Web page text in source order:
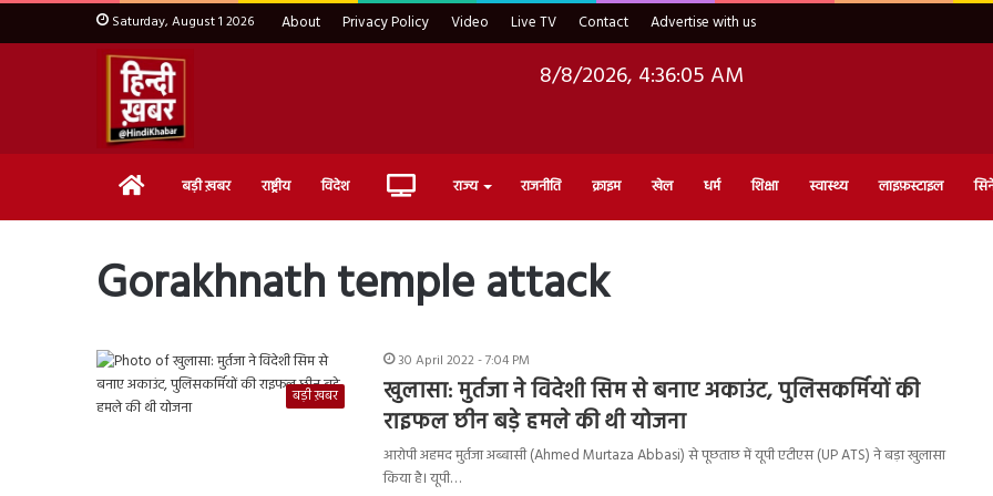
Saturday, August 1 2026 About Privacy Policy Video Live TV Contact Advertise with us
8/8/2026, 4:36:06 AM
Home बड़ी ख़बर राष्ट्रीय विदेश Live राज्य राजनीति क्राइम खेल धर्म शिक्षा स्वास्थ्य लाइफ़स्टाइल
Gorakhnath temple attack
बड़ी ख़बर
30 April 2022 - 7:04 PM
खुलासा: मुर्तजा ने विदेशी सिम से बनाए अकाउंट, पुलिसकर्मियों की
राइफल छीन बड़े हमले की थी योजना
आरोपी अहमद मुर्तजा अब्बासी (Ahmed Murtaza Abbasi) से पूछताछ में यूपी एटीएस (UP ATS) ने बड़ा खुलासा
किया है। यूपी…